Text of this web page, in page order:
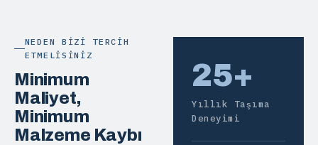
NEDEN BIZI TERCIH
ETMELISINIZ
Minimum
Maliyet,
Minimum
Malzeme Kaybı
25+
Yıllık Taşıma
Deneyimi